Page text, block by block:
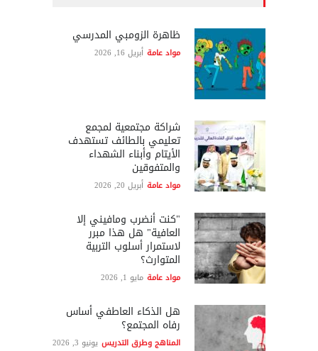
ظاهرة الزومبي المدرسي
مواد عامة أبريل 16, 2026
شراكة مجتمعية لمجمع
تعليمي بالطائف تستهدف
الأيتام وأبناء الشهداء
والمتفوقين
مواد عامة أبريل 20, 2026
"كنت أنضرب ومافيني إلا
العافية" هل هذا مبرر
لاستمرار أسلوب التربية
المتوارث؟
مواد عامة مايو 1, 2026
هل الذكاء العاطفي أساس
رفاه المجتمع؟
المناهج وطرق التدريس يونيو 3, 2026